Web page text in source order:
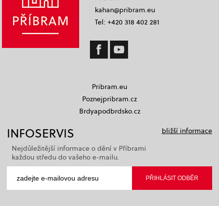
kahan@pribram.eu
Tel: +420 318 402 281
Pribram.eu
Poznejpribram.cz
Brdyapodbrdsko.cz
INFOSERVIS
bližší informace
Nejdůležitější informace o dění v Příbrami
každou středu do vašeho e-mailu.